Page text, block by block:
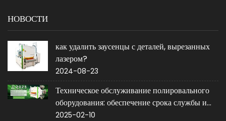
НОВОСТИ
как удалить заусенцы с деталей, вырезанных
лазером?
2024-08-23
Техническое обслуживание полировального
оборудования: обеспечение срока службы и
производительности
2025-02-10